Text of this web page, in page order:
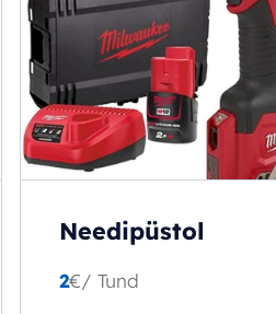
Needipüstol
2€/ Tund